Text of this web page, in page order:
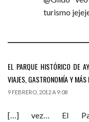
turismo
EL PARQUE HISTÓRICO DE
VIAJES, GASTRONOMÍA Y
9 FEBRERO, 2012 A 9:08
[…] vez… El